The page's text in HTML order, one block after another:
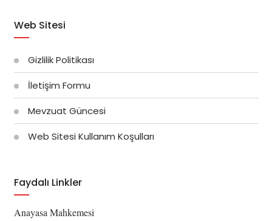
Web Sitesi
Gizlilik Politikası
İletişim Formu
Mevzuat Güncesi
Web Sitesi Kullanım Koşulları
Faydalı Linkler
Anayasa Mahkemesi